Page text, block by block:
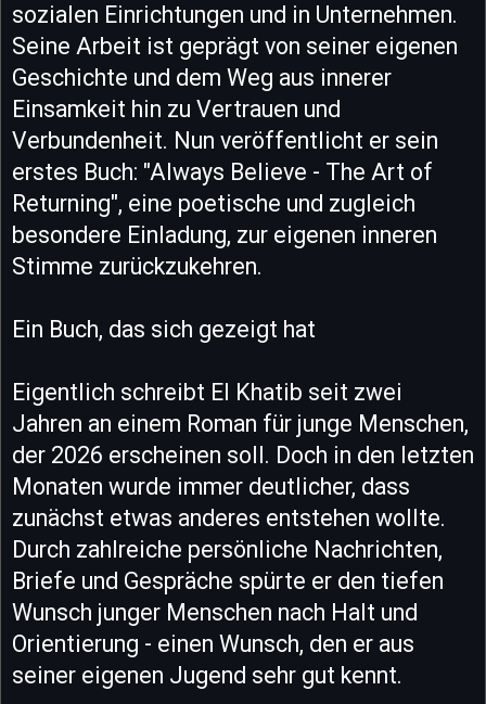
sozialen Einrichtungen und in Unternehmen.
Seine Arbeit ist geprägt von seiner eigenen
Geschichte und dem Weg aus innerer
Einsamkeit hin zu Vertrauen und
Verbundenheit. Nun veröffentlicht er sein
erstes Buch: "Always Believe - The Art of
Returning", eine poetische und zugleich
besondere Einladung, zur eigenen inneren
Stimme zurückzukehren.
Ein Buch, das sich gezeigt hat
Eigentlich schreibt El Khatib seit zwei
Jahren an einem Roman für junge Menschen,
der 2026 erscheinen soll. Doch in den letzten
Monaten wurde immer deutlicher, dass
zunächst etwas anderes entstehen wollte.
Durch zahlreiche persönliche Nachrichten,
Briefe und Gespräche spürte er den tiefen
Wunsch junger Menschen nach Halt und
Orientierung - einen Wunsch, den er aus
seiner eigenen Jugend sehr gut kennt.